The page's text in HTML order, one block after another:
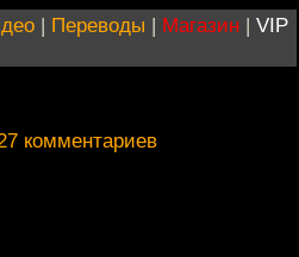
| Переводы | Магазин | VIP
комментариев